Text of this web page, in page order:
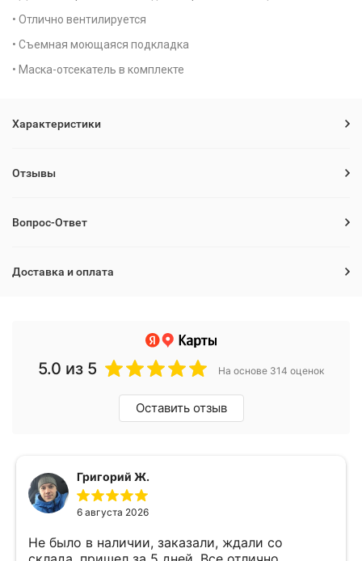
• Отлично вентилируется
• Съемная моющаяся подкладка
• Маска-отсекатель в комплекте
Характеристики
Отзывы
Вопрос-Ответ
Доставка и оплата